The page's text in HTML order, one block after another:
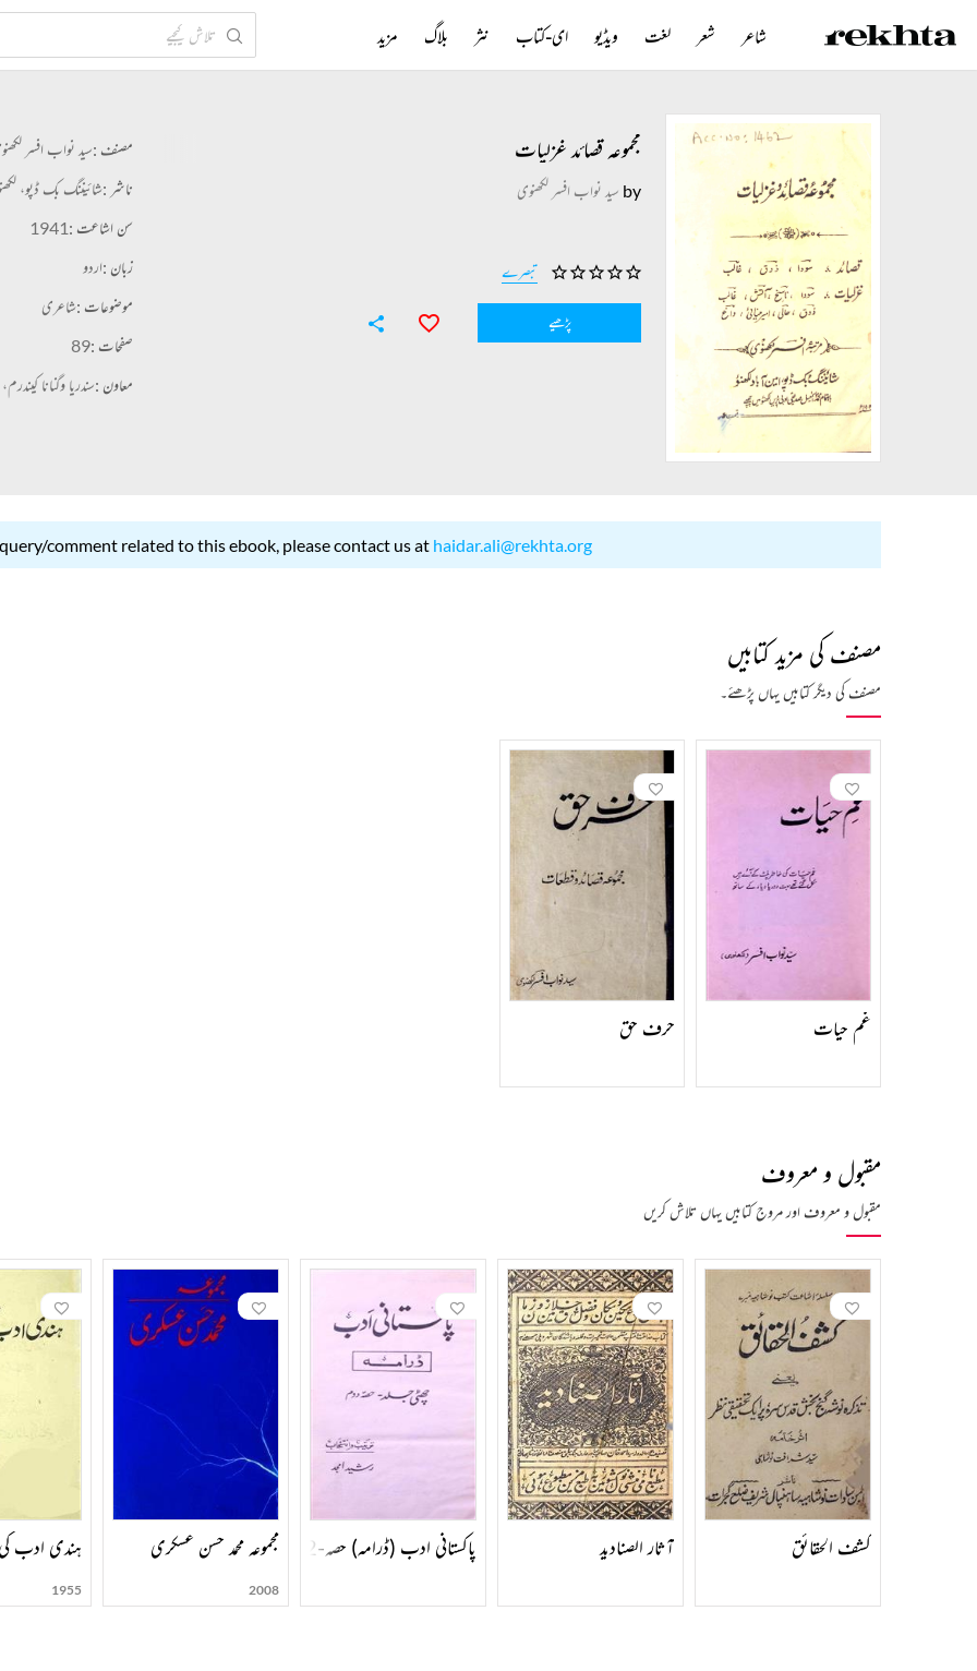
مجموعہ قصائد غزلیات
by سید نواب افسر لکھنوی
تبصرے
پڑھیے
مصنف :سید نواب افسر
ناشر :شائیننگ بک ڈپو،
سن اشاعت :1941
زبان :اردو
موضوعات :شاعری
صفحات :89
معاون :سندریا وگنانا
comment related to this ebook, please contact us at haidar.ali@rekhta.org
مصنف کی مزید کتابیں
مصنف کی دیگر کتابیں یہاں پڑھئے۔
غم حیات حرف حق
مقبول و معروف
مقبول و معروف اور مروج کتابیں یہاں تلاش کریں
کشف الحقائق آثار الصنادید پاکستانی ادب (ڈرامہ) حصہ-002 مجموعہ محمد حسن عسکری
2008
ہندی ادب
1955
شاعر شعر لغت ویڈیو ای-کتاب نثر بلاگ مزید